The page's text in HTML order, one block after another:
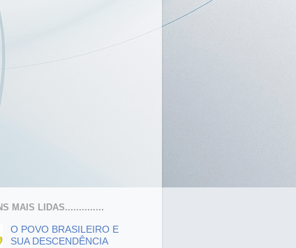
MAIS LIDAS..............
O POVO BRASILEIRO E
SUA DESCENDÊNCIA